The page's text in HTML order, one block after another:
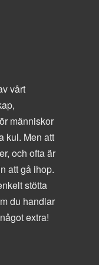
vårt
människor
kul. Men att
och ofta är
att gå ihop.
stötta
du handlar
extra!